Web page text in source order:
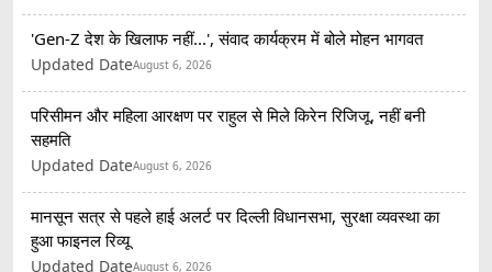
'Gen-Z देश के खिलाफ नहीं...', संवाद कार्यक्रम में बोले मोहन भागवत
Updated DateAugust 6, 2026
परिसीमन और महिला आरक्षण पर राहुल से मिले किरेन रिजिजू, नहीं बनी
सहमति
Updated DateAugust 6, 2026
मानसून सत्र से पहले हाई अलर्ट पर दिल्ली विधानसभा, सुरक्षा व्यवस्था का
हुआ फाइनल रिव्यू
Updated DateAugust 6, 2026